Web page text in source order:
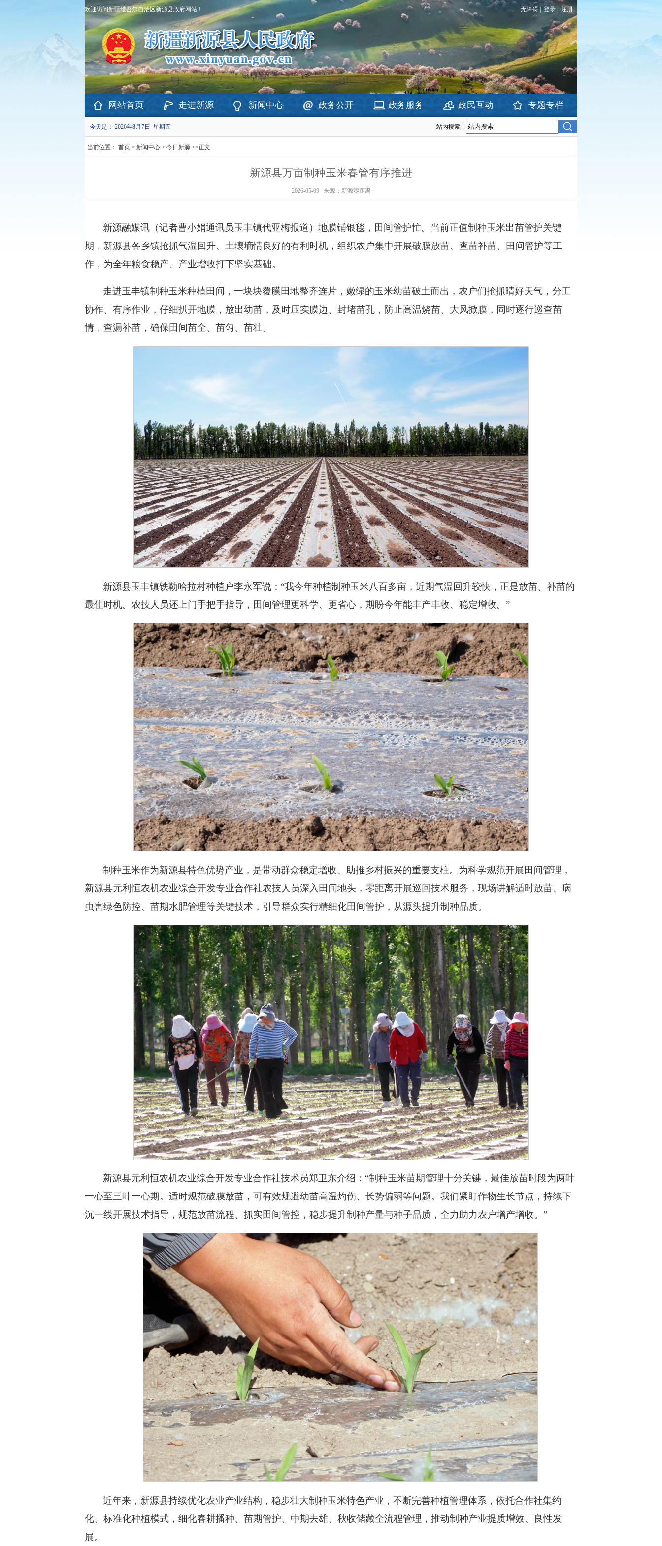
欢迎访问新疆维吾尔自治区新源县政府网站！ 无障碍 | 登录 注册
网站首页 走进新源 新闻中心 政务公开 政务服务 政民互动 专题专栏
今天是： 2026年8月7日 星期五 站内搜索：
当前位置： 首页 > 新闻中心 > 今日新源 >>正文
新源县万亩制种玉米春管有序推进
2026-05-09 来源：新源零距离
新源融媒讯（记者曹小娟通讯员玉丰镇代亚梅报道）地膜铺银毯，田间管护忙。当前正值制种玉米出苗管护关键
期，新源县各乡镇抢抓气温回升、土壤墒情良好的有利时机，组织农户集中开展破膜放苗、查苗补苗、田间管护等工
作，为全年粮食稳产、产业增收打下坚实基础。
走进玉丰镇制种玉米种植田间，一块块覆膜田地整齐连片，嫩绿的玉米幼苗破土而出，农户们抢抓晴好天气，分工
协作、有序作业，仔细扒开地膜，放出幼苗，及时压实膜边、封堵苗孔，防止高温烧苗、大风掀膜，同时逐行巡查苗
情，查漏补苗，确保田间苗全、苗匀、苗壮。
新源县玉丰镇铁勒哈拉村种植户李永军说：“我今年种植制种玉米八百多亩，近期气温回升较快，正是放苗、补苗的
最佳时机。农技人员还上门手把手指导，田间管理更科学、更省心，期盼今年能丰产丰收、稳定增收。”
制种玉米作为新源县特色优势产业，是带动群众稳定增收、助推乡村振兴的重要支柱。为科学规范开展田间管理，
新源县元利恒农机农业综合开发专业合作社农技人员深入田间地头，零距离开展巡回技术服务，现场讲解适时放苗、病
虫害绿色防控、苗期水肥管理等关键技术，引导群众实行精细化田间管护，从源头提升制种品质。
新源县元利恒农机农业综合开发专业合作社技术员郑卫东介绍：“制种玉米苗期管理十分关键，最佳放苗时段为两叶
一心至三叶一心期。适时规范破膜放苗，可有效规避幼苗高温灼伤、长势偏弱等问题。我们紧盯作物生长节点，持续下
沉一线开展技术指导，规范放苗流程、抓实田间管控，稳步提升制种产量与种子品质，全力助力农户增产增收。”
近年来，新源县持续优化农业产业结构，稳步壮大制种玉米特色产业，不断完善种植管理体系，依托合作社集约
化、标准化种植模式，细化春耕播种、苗期管护、中期去雄、秋收储藏全流程管理，推动制种产业提质增效、良性发
展。